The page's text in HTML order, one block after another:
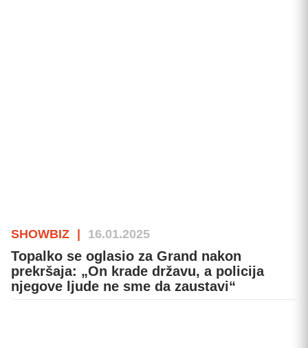
SHOWBIZ 16.01.2025
Topalko se oglasio za Grand nakon
prekršaja: „On krade državu, a policija
njegove ljude ne sme da zaustavi“